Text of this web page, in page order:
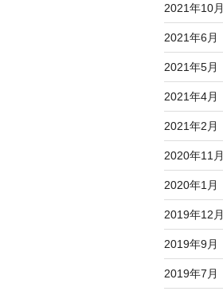
2021年10月
2021年6月
2021年5月
2021年4月
2021年2月
2020年11月
2020年1月
2019年12月
2019年9月
2019年7月